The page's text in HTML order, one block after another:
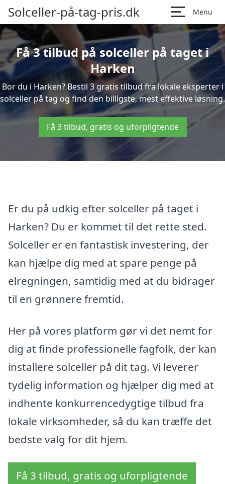
Solceller-på-tag-pris.dk Menu
Få 3 tilbud på solceller på taget i
Harken
Bor du i Harken? Bestil 3 gratis tilbud fra lokale eksperter i
solceller på tag og find den billigste, mest effektive løsning.
Få 3 tilbud, gratis og uforpligtende
Er du på udkig efter solceller på taget i
Harken? Du er kommet til det rette sted.
Solceller er en fantastisk investering, der
kan hjælpe dig med at spare penge på
elregningen, samtidig med at du bidrager
til en grønnere fremtid.
Her på vores platform gør vi det nemt for
dig at finde professionelle fagfolk, der kan
installere solceller på dit tag. Vi leverer
tydelig information og hjælper dig med at
indhente konkurrencedygtige tilbud fra
lokale virksomheder, så du kan træffe det
bedste valg for dit hjem.
Få 3 tilbud, gratis og uforpligtende